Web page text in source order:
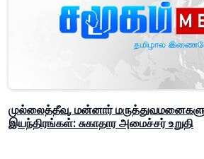
முல்லைத்தீவு, மன்னார்
இயந்திரங்கள்: சுகாதார அமைச்சர் உறுதி